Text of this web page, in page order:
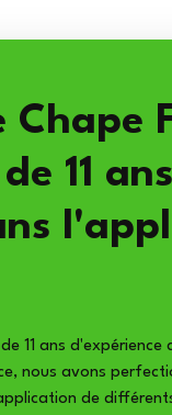
Chape
11 ans
11 ans
nous avons
de